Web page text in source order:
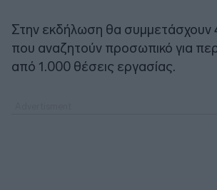
Στην εκδήλωση θα συμμετάσχουν
που αναζητούν προσωπικό για
από 1.000 θέσεις εργασίας.